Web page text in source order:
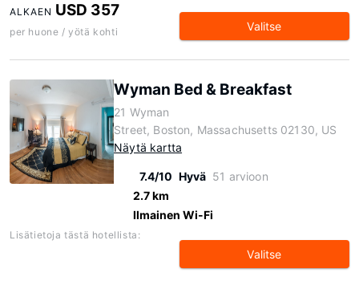
ALKAEN USD 357
per huone / yötä kohti Valitse
Wyman Bed & Breakfast
21 Wyman
Street, Boston, Massachusetts 02130, US
Näytä kartta
7.4/10 Hyvä 51 arvioon
2.7 km
Ilmainen Wi-Fi
Lisätietoja tästä hotellista:
Valitse